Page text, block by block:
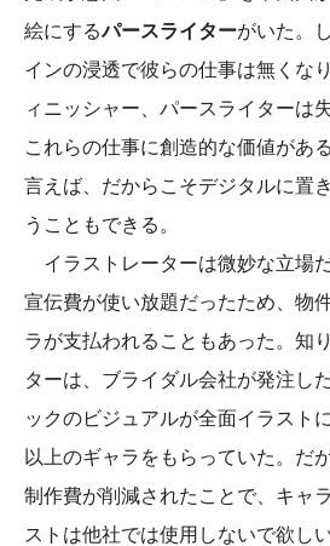
絵にするパースライターがいた。
インの浸透で彼らの仕事は無くな
ィニッシャー、パースライターは
これらの仕事に創造的な価値があ
言えば、だからこそデジタルに置
うこともできる。
イラストレーターは微妙な立場
宣伝費が使い放題だったため、物
ラが支払われることもあった。知
ターは、ブライダル会社が発注し
ックのビジュアルが全面イラスト
以上のギャラをもらっていた。だ
制作費が削減されたことで、キャ
ストは他社では使用しないで欲し